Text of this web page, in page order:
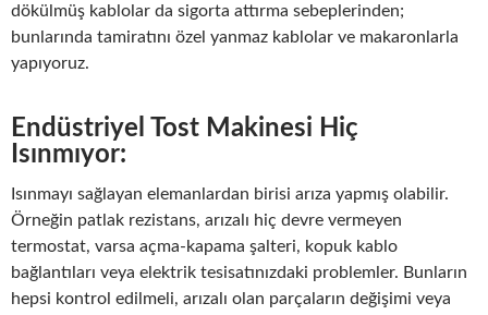
dökülmüş kablolar da sigorta attırma sebeplerinden;
bunlarında tamiratını özel yanmaz kablolar ve makaronlarla
yapıyoruz.
Endüstriyel Tost Makinesi Hiç
Isınmıyor:
Isınmayı sağlayan elemanlardan birisi arıza yapmış olabilir.
Örneğin patlak rezistans, arızalı hiç devre vermeyen
termostat, varsa açma-kapama şalteri, kopuk kablo
bağlantıları veya elektrik tesisatınızdaki problemler. Bunların
hepsi kontrol edilmeli, arızalı olan parçaların değişimi veya